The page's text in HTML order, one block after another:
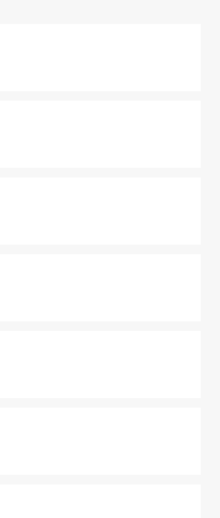
しめる外せないスポット